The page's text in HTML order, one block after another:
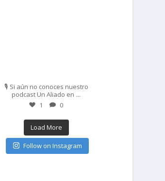
🎙️ Si aún no conoces nuestro
podcast Un Aliado en ...
1 0
Load More
Follow on Instagram